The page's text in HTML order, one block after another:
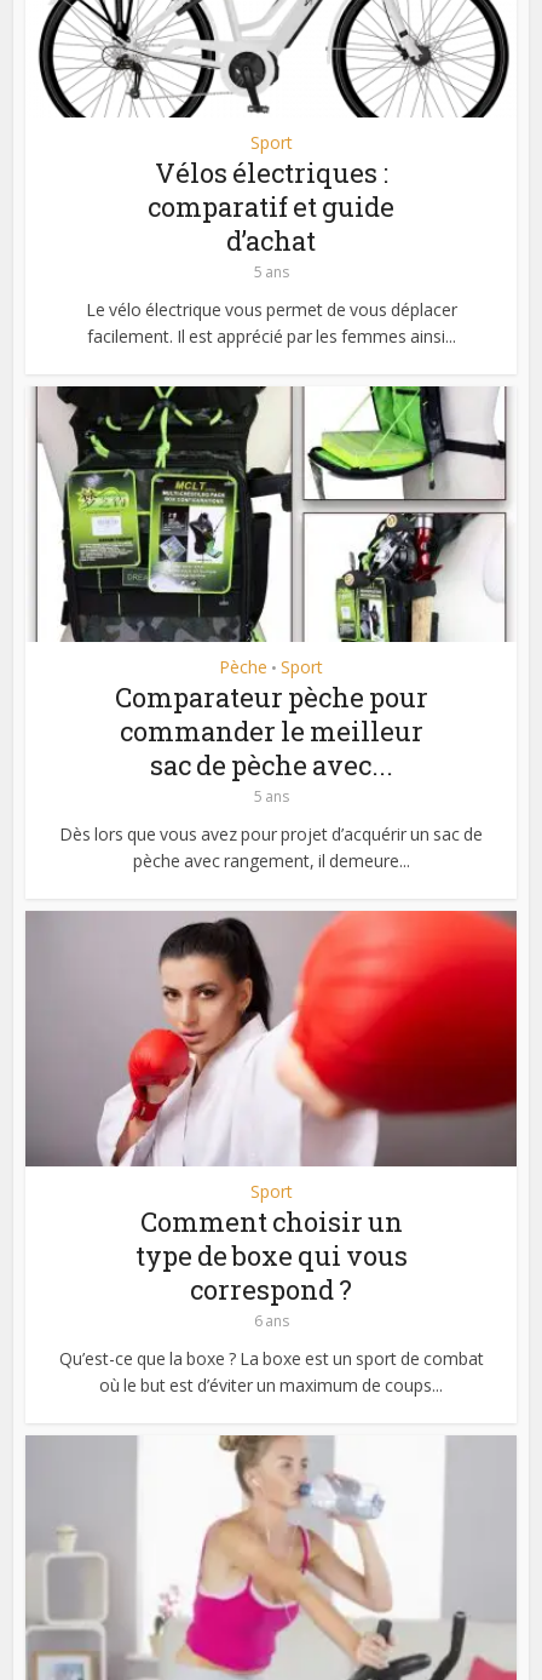
Sport
Vélos électriques :
comparatif et guide
d’achat
5 ans
Le vélo électrique vous permet de vous déplacer
facilement. Il est apprécié par les femmes ainsi...
Pèche • Sport
Comparateur pèche pour
commander le meilleur
sac de pèche avec...
5 ans
Dès lors que vous avez pour projet d’acquérir un sac de
pèche avec rangement, il demeure...
Sport
Comment choisir un
type de boxe qui vous
correspond ?
6 ans
Qu’est-ce que la boxe ? La boxe est un sport de combat
où le but est d’éviter un maximum de coups...